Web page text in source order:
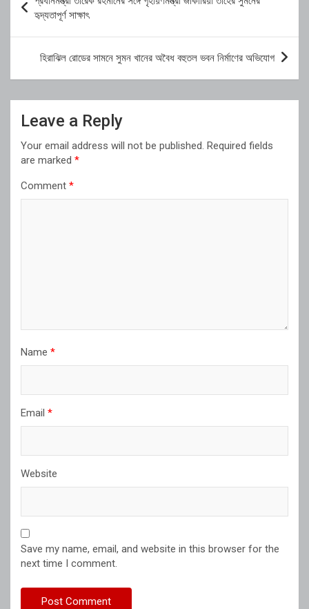
navigation
হৃদ্যতাপূর্ণ সাক্ষাৎ
হিরাঝিল রোডের সামনে সুমন খানের অবৈধ বহুতল ভবন নির্মাণের অভিযোগ
Leave a Reply
Your email address will not be published. Required fields
are marked *
Comment *
Name *
Email *
Website
Save my name, email, and website in this browser for the
next time I comment.